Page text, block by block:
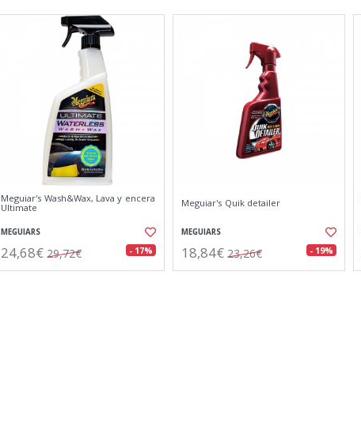
Meguiar's Wash&Wax, Lava y encera
Ultimate
MEGUIARS
24,68€ 29,72€ - 17%
Meguiar's Quik detailer
MEGUIARS
18,84€ 23,26€ - 19%